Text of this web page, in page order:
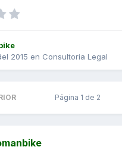
2015 en Consultoria Legal
Página 1 de 2